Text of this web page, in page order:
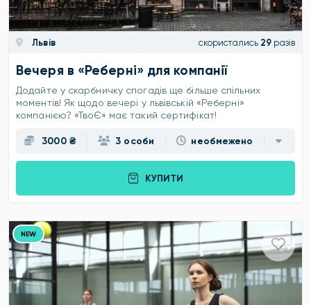
Львів скористались 29 разів
Вечеря в «Реберні» для компанії
Додайте у скарбничку спогадів ще більше спільних
моментів! Як щодо вечері у львівській «Реберні»
компанією? «ТвоЄ» має такий сертифікат!
3000 ₴ 3 особи необмежено
КУПИТИ
NEW